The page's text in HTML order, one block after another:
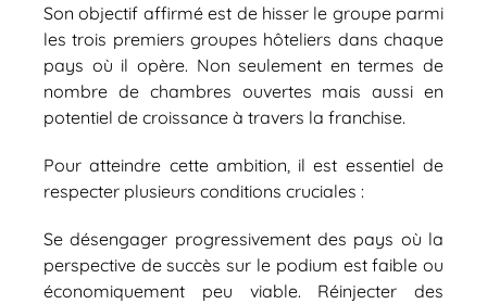
Son objectif affirmé est de hisser le groupe parmi
les trois premiers groupes hôteliers dans chaque
pays où il opère. Non seulement en termes de
nombre de chambres ouvertes mais aussi en
potentiel de croissance à travers la franchise.
Pour atteindre cette ambition, il est essentiel de
respecter plusieurs conditions cruciales :
Se désengager progressivement des pays où la
perspective de succès sur le podium est faible ou
économiquement peu viable. Réinjecter des